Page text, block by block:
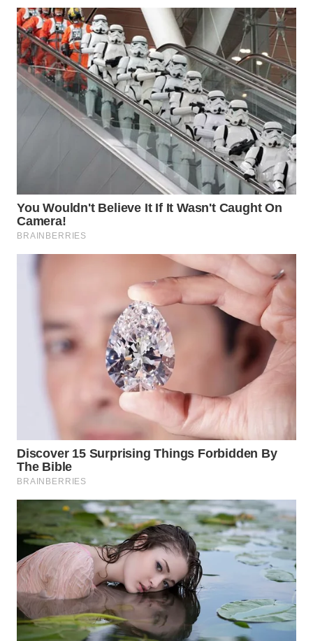
WN
SUMEDANG
WN
CIANJUR
WN
KEPULAUAN
TANGERANG
WN
WN
WN
INDRAMAYU
KUNINGAN
MAJALENGKA
WN
SUBANG
WN
SUKABUMI
WN
PURWAKARTA